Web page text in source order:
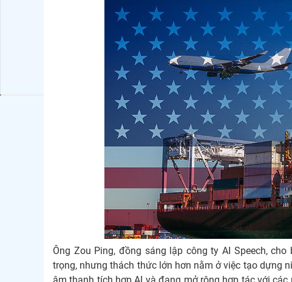
Ông Zou Ping, đồng sáng lập công ty AI Speech,
trọng, nhưng thách thức lớn hơn nằm ở việc tạo dựng